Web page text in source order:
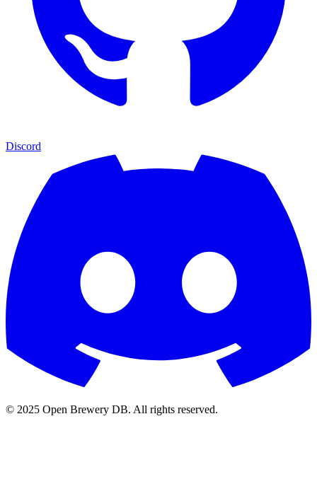
Discord
© 2025 Open Brewery DB. All rights reserved.